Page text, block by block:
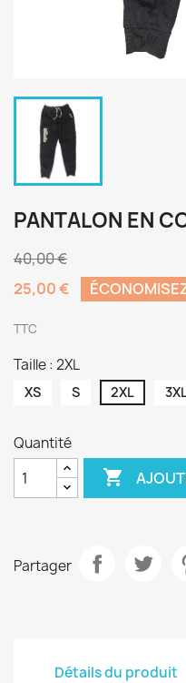
PANTALON EN
40,00 €
25,00 €
TTC
Taille : 2XL
XS S 2XL
Quantité

Partager
Détails du produit